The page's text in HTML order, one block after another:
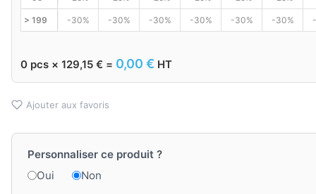
> 199 -30% -30% -30% -30% -30% -30%
0 pcs × 129,15 € = 0,00 € HT
Ajouter aux favoris
Personnaliser ce produit ?
Oui
Non